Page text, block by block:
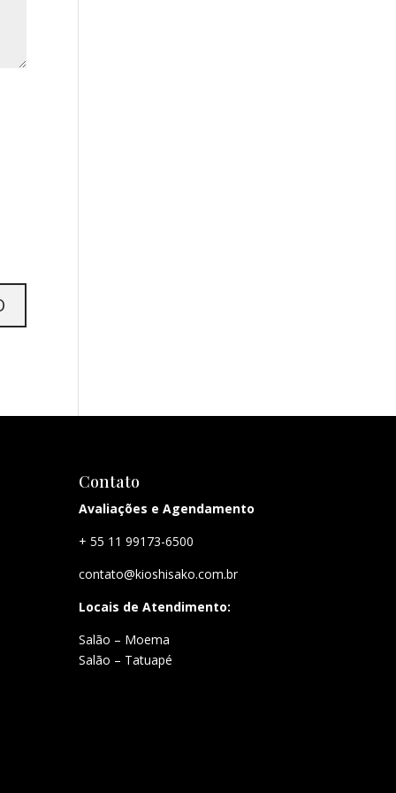
Contato
Avaliações e Agendamento
+ 55 11 99173-6500
contato@kioshisako.com.br
Locais de Atendimento:
Salão – Moema
Salão – Tatuapé